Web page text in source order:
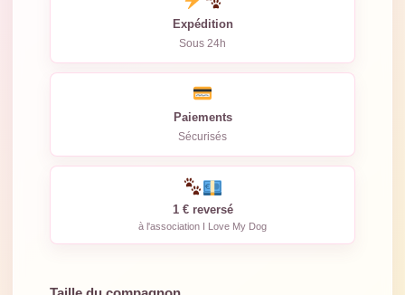
Expédition
Sous 24h
Paiements
Sécurisés
1 € reversé
à l'association I Love My Dog